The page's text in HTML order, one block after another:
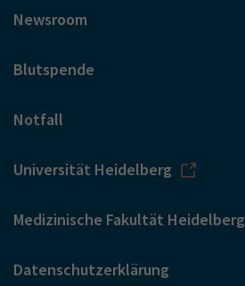
Newsroom
Blutspende
Notfall
Universität Heidelberg
Medizinische Fakultät Heidelberg
Datenschutzerklärung